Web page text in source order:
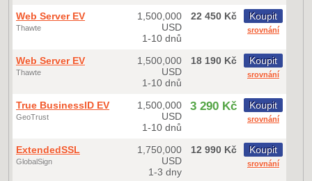
Web Server EV
Thawte
1,500,000
USD
1-10 dnů
22 450 Kč Koupit
srovnání
Web Server EV
Thawte
1,500,000
USD
1-10 dnů
18 190 Kč Koupit
srovnání
True BusinessID EV
GeoTrust
1,500,000
USD
1-10 dnů
3 290 Kč Koupit
srovnání
ExtendedSSL
GlobalSign
1,750,000
USD
1-3 dny
12 990 Kč Koupit
srovnání